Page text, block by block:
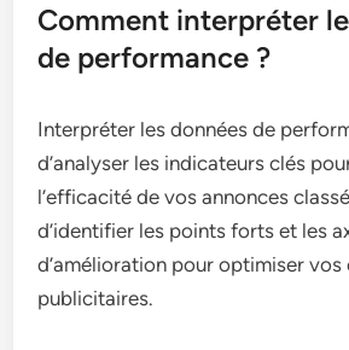
Comment interpréter
de performance ?
Interpréter les données de
d’analyser les indicateurs clés
l’efficacité de vos annonces
d’identifier les points forts et les
d’amélioration pour optimiser vos
publicitaires.